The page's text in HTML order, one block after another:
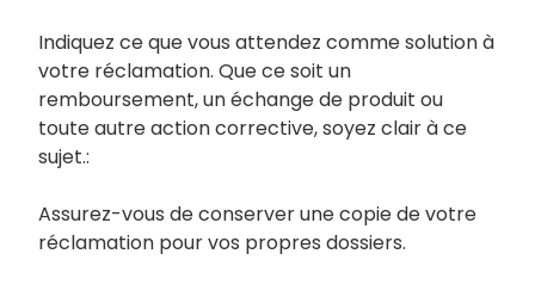
Indiquez ce que vous attendez comme solution à
votre réclamation. Que ce soit un
remboursement, un échange de produit ou
toute autre action corrective, soyez clair à ce
sujet.:
Assurez-vous de conserver une copie de votre
réclamation pour vos propres dossiers.